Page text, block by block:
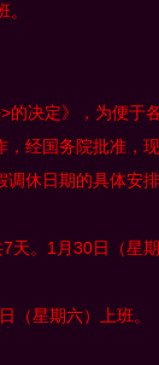
的决定》，为便于
经国务院批准，
休日期的具体安排
天。1月30日（星
（星期六）上班。